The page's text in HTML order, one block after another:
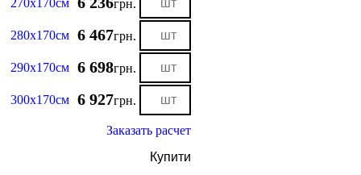
270х170см грн.
280х170см 6 467грн.
290х170см 6 698грн.
300х170см 6 927грн.
Заказать расчет
Купити